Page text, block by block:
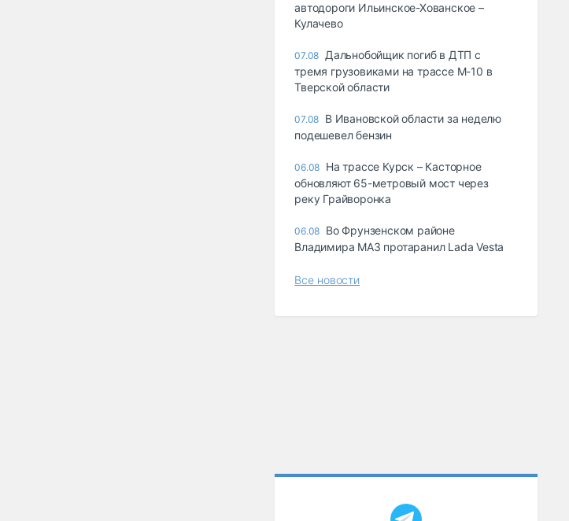
автодороги Ильинское-Хованское –
Кулачево
07.08 Дальнобойщик погиб в ДТП с
тремя грузовиками на трассе М-10 в
Тверской области
07.08 В Ивановской области за неделю
подешевел бензин
06.08 На трассе Курск – Касторное
обновляют 65-метровый мост через
реку Грайворонка
06.08 Во Фрунзенском районе
Владимира МАЗ протаранил Lada Vesta
Все новости